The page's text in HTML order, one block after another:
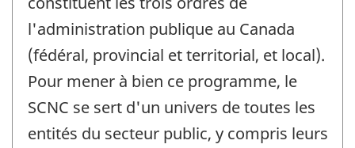
l'administration publique au Canada
(fédéral, provincial et territorial, et local).
Pour mener à bien ce programme, le
SCNC se sert d'un univers de toutes les
entités du secteur public, y compris leurs